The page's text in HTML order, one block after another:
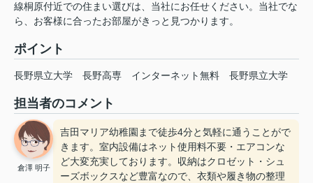
線桐原付近での住まい選びは、当社にお任せください。当社でな
ら、お客様に合ったお部屋がきっと見つかります。
ポイント
長野県立大学 長野高専 インターネット無料 長野県立大学
担当者のコメント
倉澤 明子
吉田マリア幼稚園まで徒歩4分と気軽に通うことがで
きます。室内設備はネット使用料不要・エアコンな
ど大変充実しております。収納はクロゼット・シュ
ーズボックスなど豊富なので、衣類や履き物の整理